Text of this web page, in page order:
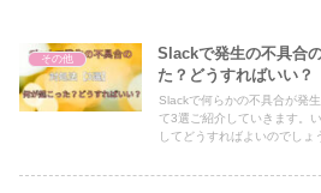
その他
Slackで発生の不具合
た？どうすればいい？
Slackで何らかの不具合が発
て3選ご紹介していきます。
してどうすればよいのでしょ